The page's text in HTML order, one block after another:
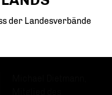
der Landesverbände